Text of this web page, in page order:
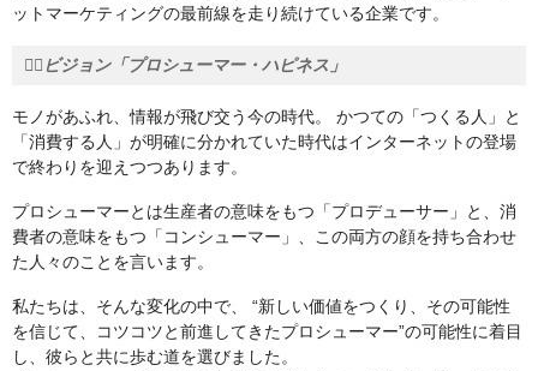
ットマーケティングの最前線を走り続けている企業です。
❤️‍🔥ビジョン「プロシューマー・ハピネス」
モノがあふれ、情報が飛び交う今の時代。 かつての「つくる人」と
「消費する人」が明確に分かれていた時代はインターネットの登場
で終わりを迎えつつあります。
プロシューマーとは生産者の意味をもつ「プロデューサー」と、消
費者の意味をもつ「コンシューマー」、この両方の顔を持ち合わせ
た人々のことを言います。
私たちは、そんな変化の中で、 “新しい価値をつくり、その可能性
を信じて、コツコツと前進してきたプロシューマー”の可能性に着目
し、彼らと共に歩む道を選びました。